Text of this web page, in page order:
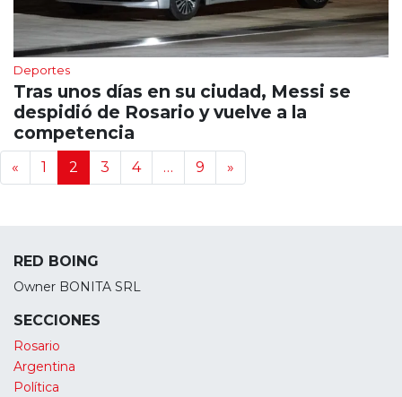
Deportes
Tras unos días en su ciudad, Messi se
despidió de Rosario y vuelve a la
competencia
Navegación de noticias
« 1 2 3 4 … 9 »
RED BOING
Owner BONITA SRL
SECCIONES
Rosario
Argentina
Política